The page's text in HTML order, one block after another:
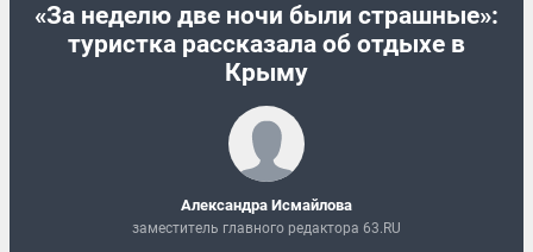
«За неделю две ночи были страшные»:
туристка рассказала об отдыхе в
Крыму
Александра Исмайлова
заместитель главного редактора 63.RU